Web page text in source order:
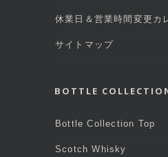
休業日＆営業時間変更カ
サイトマップ
BOTTLE
Bottle Collection Top
Scotch Whisky